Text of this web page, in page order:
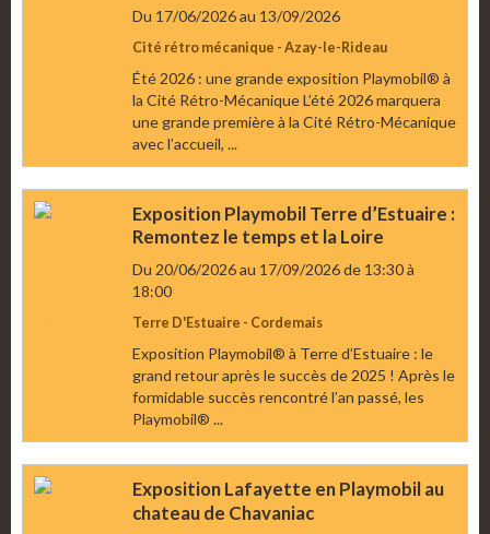
Du 17/06/2026au 13/09/2026
Cité rétro mécanique - Azay-le-Rideau
Été 2026 : une grande exposition Playmobil® à
la Cité Rétro-Mécanique L’été 2026 marquera
une grande première à la Cité Rétro-Mécanique
avec l’accueil, ...
Exposition Playmobil Terre d’Estuaire :
Remontez le temps et la Loire
Du 20/06/2026au 17/09/2026de 13:30à
18:00
Terre D'Estuaire - Cordemais
Exposition Playmobil® à Terre d’Estuaire : le
grand retour après le succès de 2025 ! Après le
formidable succès rencontré l’an passé, les
Playmobil® ...
Exposition Lafayette en Playmobil au
chateau de Chavaniac